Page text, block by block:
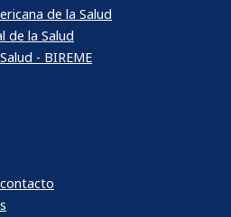
de la Salud
de la Salud
- BIREME